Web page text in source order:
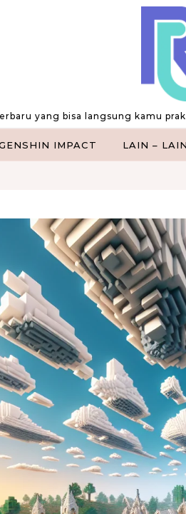
yang bisa langsung kamu
IMPACT LAIN – LAIN